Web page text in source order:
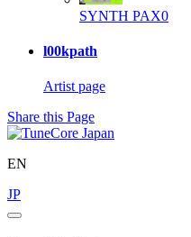
SYNTH PAX0
l00kpath
Artist page
Share this Page
EN
JP